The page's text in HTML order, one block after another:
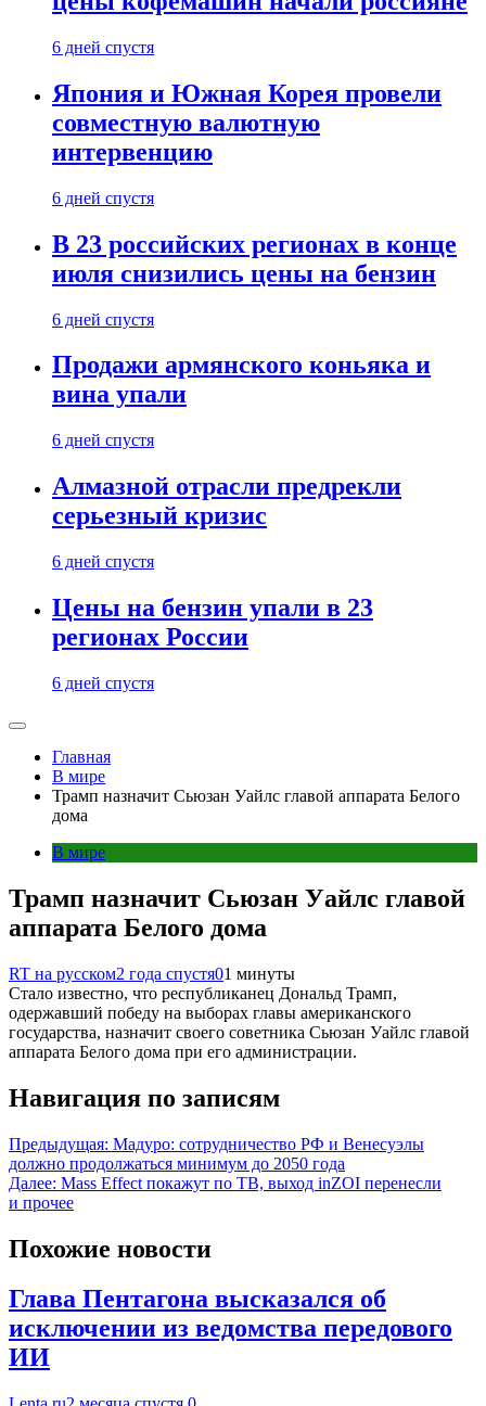
6 дней спустя
Япония и Южная Корея провели
совместную валютную
интервенцию
6 дней спустя
В 23 российских регионах в конце
июля снизились цены на бензин
6 дней спустя
Продажи армянского коньяка и
вина упали
6 дней спустя
Алмазной отрасли предрекли
серьезный кризис
6 дней спустя
Цены на бензин упали в 23
регионах России
6 дней спустя
Главная
В мире
Трамп назначит Сьюзан Уайлс главой аппарата Белого
дома
В мире
Трамп назначит Сьюзан Уайлс главой
аппарата Белого дома
RT на русском2 года спустя01 минуты
Стало известно, что республиканец Дональд Трамп,
одержавший победу на выборах главы американского
государства, назначит своего советника Сьюзан Уайлс главой
аппарата Белого дома при его администрации.
Навигация по записям
Предыдущая: Мадуро: сотрудничество РФ и Венесуэлы
должно продолжаться минимум до 2050 года
Далее: Mass Effect покажут по ТВ, выход inZOI перенесли
и прочее
Похожие новости
Глава Пентагона высказался об
исключении из ведомства передового
ИИ